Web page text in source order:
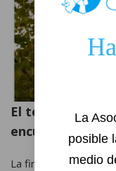
El teléfono de la
encuentro seguro
La finalidad del
La
posible
medio